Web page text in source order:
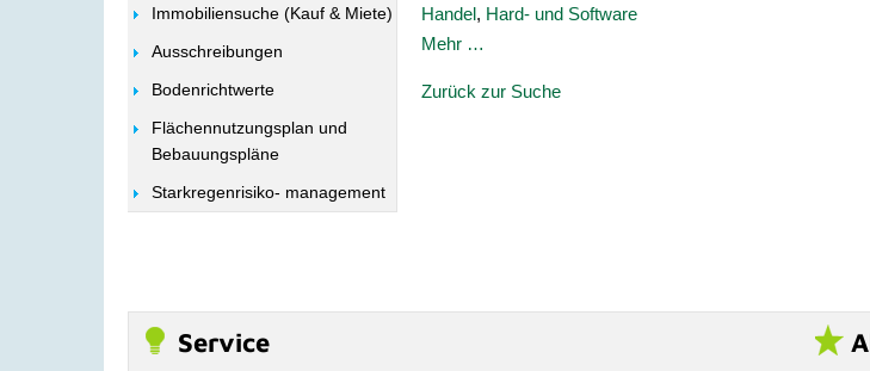
Immobiliensuche (Kauf & Miete)
Ausschreibungen
Bodenrichtwerte
Flächennutzungsplan und
Bebauungspläne
Starkregenrisiko- management
Handel, Hard- und Software
Mehr …
Zurück zur Suche
Service